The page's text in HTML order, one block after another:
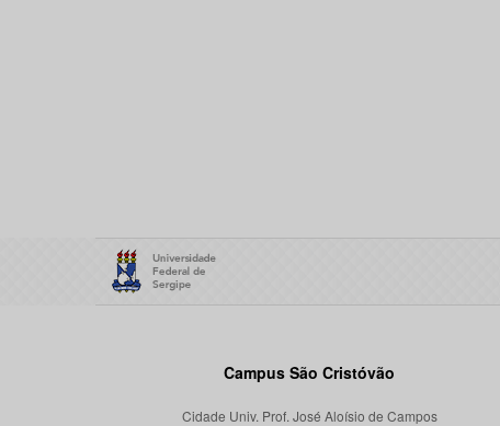
Campus São Cristóvão
Cidade Univ. Prof. José Aloísio de Campos